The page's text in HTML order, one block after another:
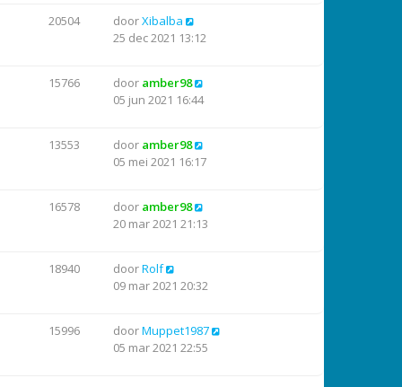
20504 doorXibalba
25 dec 2021 13:12
15766 door amber98
05 jun 2021 16:44
13553 door amber98
05 mei 2021 16:17
16578 door amber98
20 mar 2021 21:13
18940 doorRolf
09 mar 2021 20:32
15996 doorMuppet1987
05 mar 2021 22:55